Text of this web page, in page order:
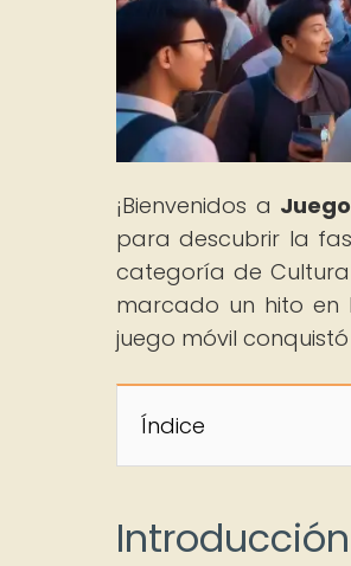
¡Bienvenidos a
para descubrir la
categoría de
marcado un hito en
juego móvil
Índice